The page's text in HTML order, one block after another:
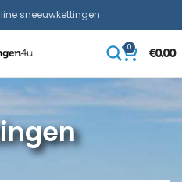
sneeuwkettingen
0
€0.00